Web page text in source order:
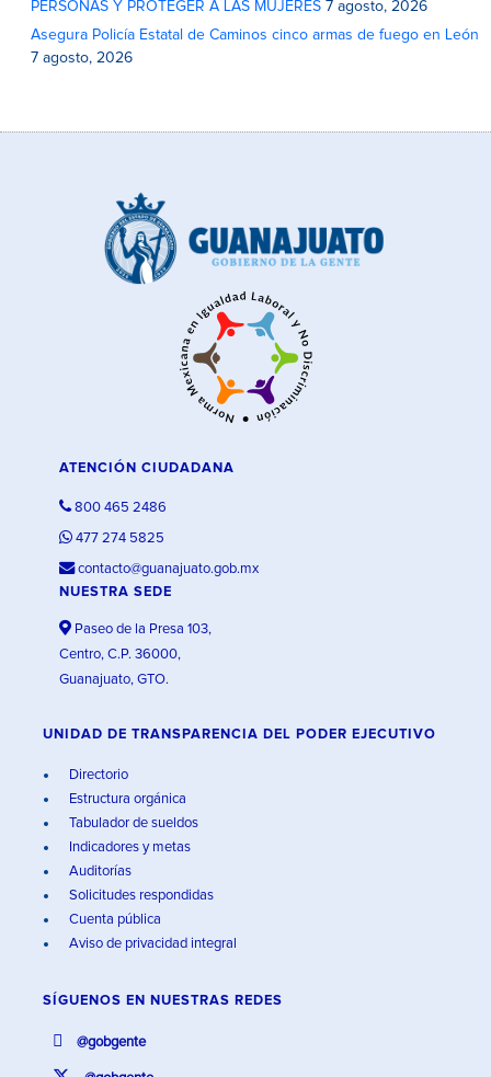
PERSONAS Y PROTEGER A LAS MUJERES 7 agosto, 2026
Asegura Policía Estatal de Caminos cinco armas de fuego en León
7 agosto, 2026
ATENCIÓN CIUDADANA
800 465 2486
477 274 5825
contacto@guanajuato.gob.mx
NUESTRA SEDE
Paseo de la Presa 103,
Centro, C.P. 36000,
Guanajuato, GTO.
UNIDAD DE TRANSPARENCIA DEL PODER EJECUTIVO
Directorio
Estructura orgánica
Tabulador de sueldos
Indicadores y metas
Auditorías
Solicitudes respondidas
Cuenta pública
Aviso de privacidad integral
SÍGUENOS EN NUESTRAS REDES
@gobgente